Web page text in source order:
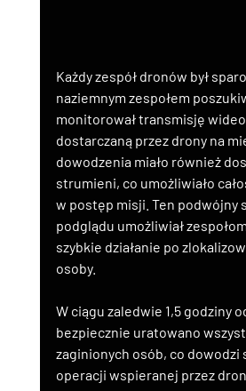
Każdy zespół dronów był
naziemnym zespołem
monitorował transmisję
dostarczaną przez drony na
dowodzenia miało również
strumieni, co umożliwiało
w postęp misji. Ten podwójny
podglądu umożliwiał
szybkie działanie po
osoby.
W ciągu zaledwie 1,5 godziny
bezpiecznie uratowano
zaginionych osób, co dowodzi
operacji wspieranej przez